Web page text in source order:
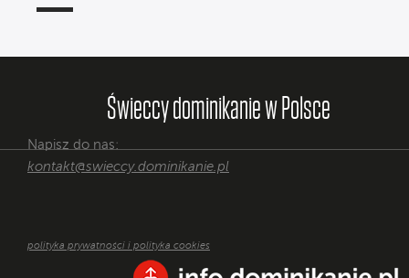
Świeccy dominikanie w Polsce
Napisz do nas:
kontakt@swieccy.dominikanie.pl
polityka prywatności i polityka cookies